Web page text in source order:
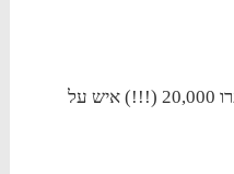
שגרם לזה שביום הפתיחה הסתערו 20,000 (!!!) איש על